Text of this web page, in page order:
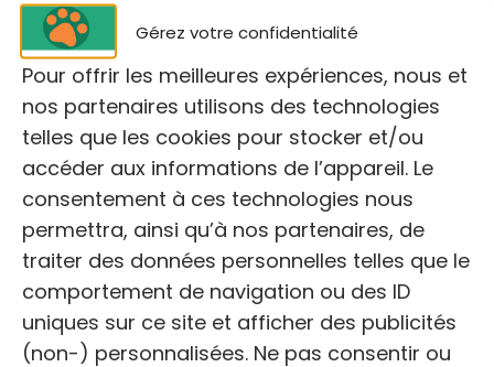
Gérez votre confidentialité
Pour offrir les meilleures expériences, nous et
nos partenaires utilisons des technologies
telles que les cookies pour stocker et/ou
accéder aux informations de l’appareil. Le
consentement à ces technologies nous
permettra, ainsi qu’à nos partenaires, de
traiter des données personnelles telles que le
comportement de navigation ou des ID
uniques sur ce site et afficher des publicités
(non-) personnalisées. Ne pas consentir ou
📞
TÉLÉPHONE:
🕓HORAIRES DE PERMANENCE:Du lundi au vendredi
de 9h à 18h
🌐https://aideznous83.wixsite.com/
Cette association abrite,
stérilise, soigne et vaccine les animaux en
détresse. Elle aide également les propriétaires
en difficulté pour l’alimentation et les soins
vétérinaires, dans la mesure de ses possibilités.